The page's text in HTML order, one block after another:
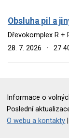
Obsluha pil a
Dřevokomplex R +
28. 7. 2026
· 27
Informace o
Poslední
O webu a kontakty